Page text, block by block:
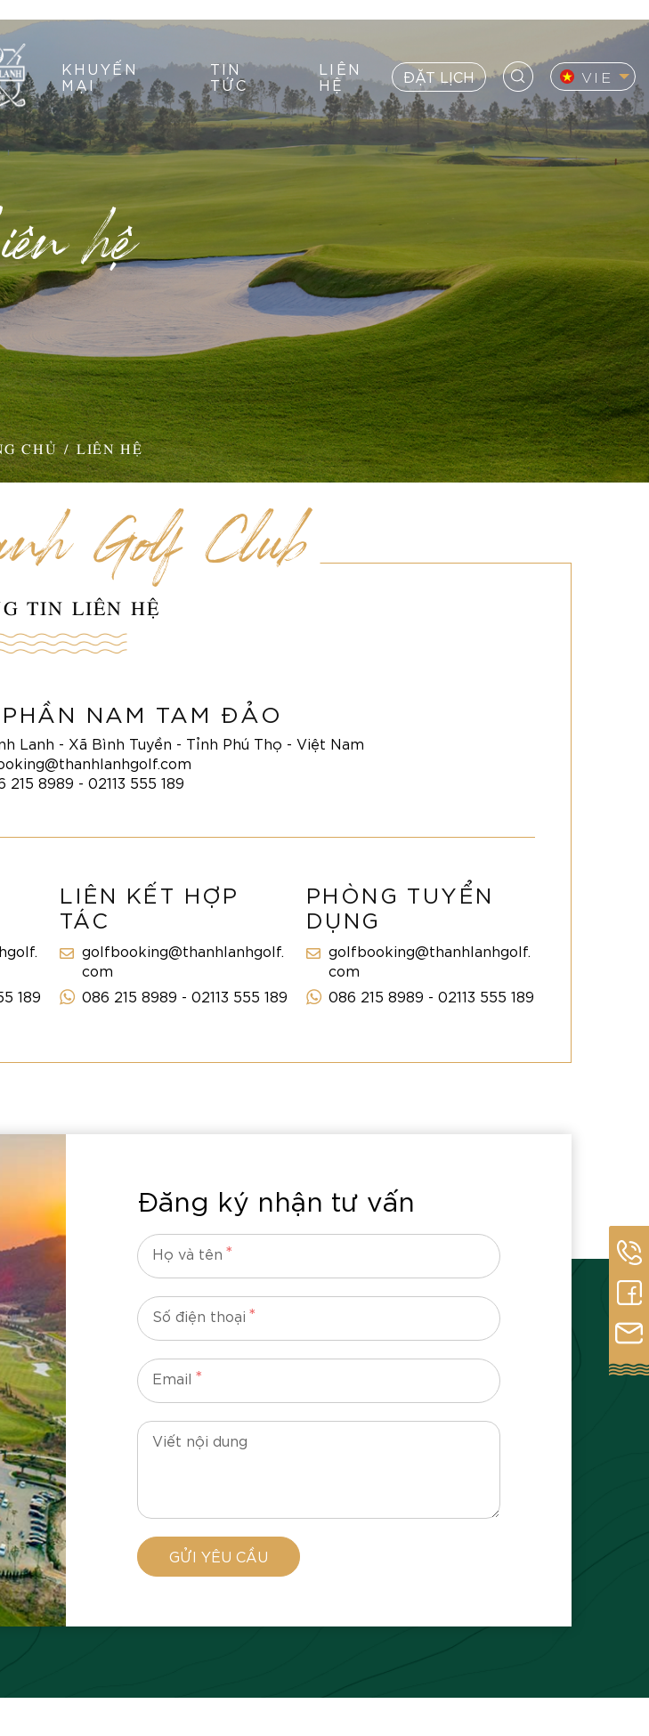
KHUYẾN
MẠI
TIN
TỨC
LIÊN
HỆ
ĐẶT LỊCH VIE
hệ
CHỦ LIÊN HỆ
Golf Club
TIN LIÊN HỆ
NAM TAM ĐẢO
Lanh - Xã Bình Tuyền - Tỉnh Phú Thọ - Việt Nam
215 8989 - 02113 555 189
189
LIÊN KẾT HỢP
TÁC
golfbooking@thanhlanhgolf.
com
086 215 8989 - 02113 555 189
PHÒNG TUYỂN
DỤNG
golfbooking@thanhlanhgolf.
com
086 215 8989 - 02113 555 189
Đăng ký nhận tư vấn
Họ và tên*
Số điện thoại*
Email*
Viết nội dung
GỬI YÊU CẦU